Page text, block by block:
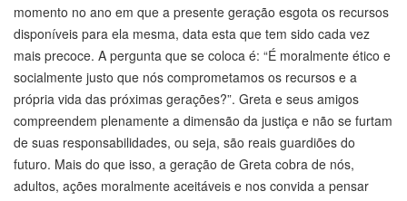
momento no ano em que a presente geração esgota os recursos
disponíveis para ela mesma, data esta que tem sido cada vez
mais precoce. A pergunta que se coloca é: “É moralmente ético e
socialmente justo que nós comprometamos os recursos e a
própria vida das próximas gerações?”. Greta e seus amigos
compreendem plenamente a dimensão da justiça e não se furtam
de suas responsabilidades, ou seja, são reais guardiões do
futuro. Mais do que isso, a geração de Greta cobra de nós,
adultos, ações moralmente aceitáveis e nos convida a pensar